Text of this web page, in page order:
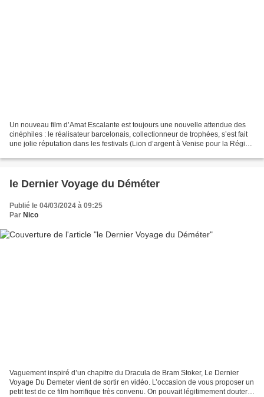
Un nouveau film d’Amat Escalante est toujours une nouvelle attendue des
cinéphiles : le réalisateur barcelonais, collectionneur de trophées, s’est fait
une jolie réputation dans les festivals (Lion d’argent à Venise pour la Région
le Dernier Voyage du Déméter
Publié le 04/03/2024 à 09:25
Par Nico
Vaguement inspiré d’un chapitre du Dracula de Bram Stoker, Le Dernier
Voyage Du Demeter vient de sortir en vidéo. L’occasion de vous proposer un
petit test de ce film horrifique très convenu. On pouvait légitimement douter